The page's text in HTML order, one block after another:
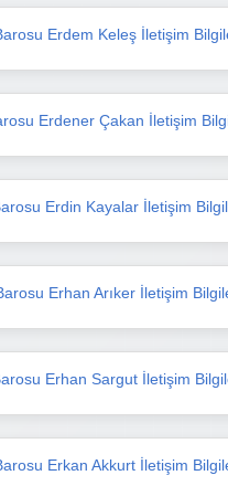
Erdem Keleş İletişim
Erdener Çakan İletişim
Erdin Kayalar İletişim
Erhan Arıker İletişim
Erhan Sargut İletişim
Erkan Akkurt İletişim